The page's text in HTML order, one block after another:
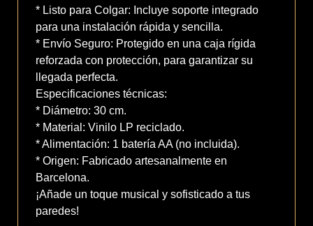
* Listo para Colgar: Incluye soporte integrado
para una instalación rápida y sencilla.
* Envío Seguro: Protegido en una caja rígida
reforzada con protección, para garantizar su
llegada perfecta.
Especificaciones técnicas:
* Diámetro: 30 cm.
* Material: Vinilo LP reciclado.
* Alimentación: 1 batería AA (no incluida).
* Origen: Fabricado artesanalmente en
Barcelona.
¡Añade un toque musical y sofisticado a tus
paredes!